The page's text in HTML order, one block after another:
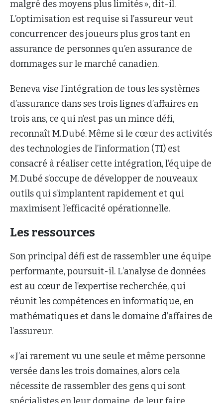
malgré des moyens plus limités », dit-il.
L’optimisation est requise si l’assureur veut
concurrencer des joueurs plus gros tant en
assurance de personnes qu’en assurance de
dommages sur le marché canadien.
Beneva vise l’intégration de tous les systèmes
d’assurance dans ses trois lignes d’affaires en
trois ans, ce qui n’est pas un mince défi,
reconnaît M. Dubé. Même si le cœur des activités
des technologies de l’information (TI) est
consacré à réaliser cette intégration, l’équipe de
M. Dubé s’occupe de développer de nouveaux
outils qui s’implantent rapidement et qui
maximisent l’efficacité opérationnelle.
Les ressources
Son principal défi est de rassembler une équipe
performante, poursuit-il. L’analyse de données
est au cœur de l’expertise recherchée, qui
réunit les compétences en informatique, en
mathématiques et dans le domaine d’affaires de
l’assureur.
« J’ai rarement vu une seule et même personne
versée dans les trois domaines, alors cela
nécessite de rassembler des gens qui sont